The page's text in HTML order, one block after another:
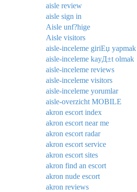
aisle review
aisle sign in
Aisle unf?hige
Aisle visitors
aisle-inceleme giriЕџ yapmak
aisle-inceleme kayД±t olmak
aisle-inceleme reviews
aisle-inceleme visitors
aisle-inceleme yorumlar
aisle-overzicht MOBILE
akron escort index
akron escort near me
akron escort radar
akron escort service
akron escort sites
akron find an escort
akron nude escort
akron reviews